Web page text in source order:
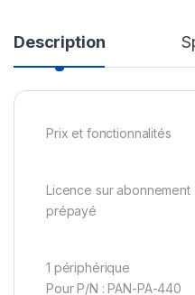
Description
Prix et fonctionnalités
Licence sur abonnement
prépayé
1 périphérique
Pour P/N : PAN-PA-440